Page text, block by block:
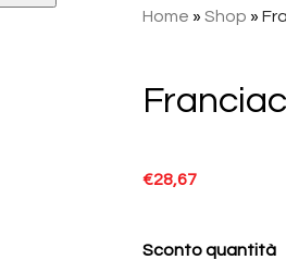
Home » Shop »
€28,67
Sconto quantità